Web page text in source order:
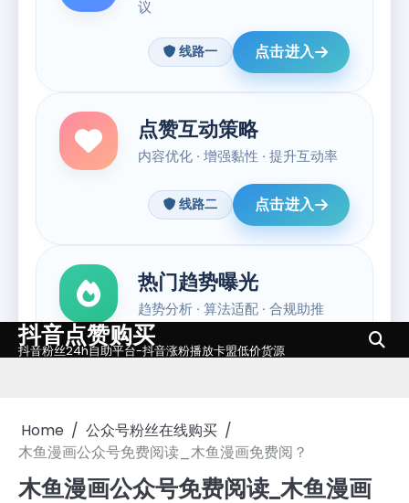
Skip
to
抖音点赞购买
抖音粉丝24h自助平台-抖音涨粉播放卡盟低价货源
Home
公众号粉丝在线购买
木鱼漫画公众号免费阅读_木鱼漫画免费阅？
木鱼漫画公众号免费阅读_木鱼漫画